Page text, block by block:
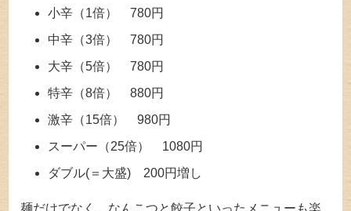
小辛（1倍） 780円
中辛（3倍） 780円
大辛（5倍） 780円
特辛（8倍） 880円
激辛（15倍） 980円
スーパー（25倍） 1080円
ダブル(＝大盛) 200円増し
麺だけでなく、なんこつと餃子といったメニューも楽